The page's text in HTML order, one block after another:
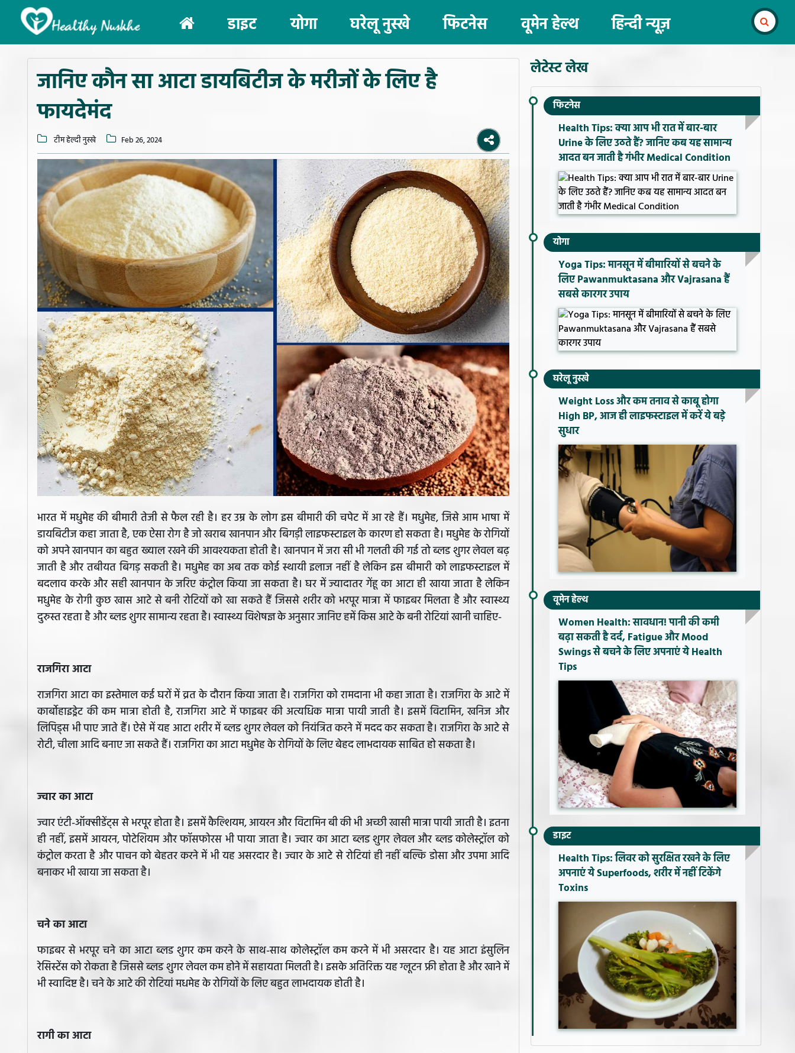
(current)
डाइट योगा घरेलू नुस्खे फिटनेस वूमेन हेल्थ हिन्दी न्यूज़
जानिए कौन सा आटा डायबिटीज के मरीजों के लिए है
फायदेमंद
टीम हेल्दी नुस्खे Feb 26, 2024
भारत में मधुमेह की बीमारी तेजी से फैल रही है। हर उम्र के लोग इस बीमारी की चपेट में आ रहे हैं। मधुमेह, जिसे आम भाषा में
डायबिटीज कहा जाता है, एक ऐसा रोग है जो खराब खानपान और बिगड़ी लाइफस्टाइल के कारण हो सकता है। मधुमेह के रोगियों
को अपने खानपान का बहुत ख्याल रखने की आवश्यकता होती है। खानपान में जरा सी भी गलती की गई तो ब्लड शुगर लेवल बढ़
जाती है और तबीयत बिगड़ सकती है। मधुमेह का अब तक कोई स्थायी इलाज नहीं है लेकिन इस बीमारी को लाइफस्टाइल में
बदलाव करके और सही खानपान के जरिए कंट्रोल किया जा सकता है। घर में ज्यादातर गेंहू का आटा ही खाया जाता है लेकिन
मधुमेह के रोगी कुछ खास आटे से बनी रोटियों को खा सकते हैं जिससे शरीर को भरपूर मात्रा में फाइबर मिलता है और स्वास्थ्य
दुरुस्त रहता है और ब्लड शुगर सामान्य रहता है। स्वास्थ्य विशेषज्ञ के अनुसार जानिए हमें किस आटे के बनी रोटियां खानी चाहिए-
राजगिरा आटा
राजगिरा आटा का इस्तेमाल कई घरों में व्रत के दौरान किया जाता है। राजगिरा को रामदाना भी कहा जाता है। राजगिरा के आटे में
कार्बोहाइड्रेट की कम मात्रा होती है, राजगिरा आटे में फाइबर की अत्यधिक मात्रा पायी जाती है। इसमें विटामिन, खनिज और
लिपिड्स भी पाए जाते हैं। ऐसे में यह आटा शरीर में ब्लड शुगर लेवल को नियंत्रित करने में मदद कर सकता है। राजगिरा के आटे से
रोटी, चीला आदि बनाए जा सकते हैं। राजगिरा का आटा मधुमेह के रोगियों के लिए बेहद लाभदायक साबित हो सकता है।
ज्वार का आटा
ज्वार एंटी-ऑक्सीडेंट्स से भरपूर होता है। इसमें कैल्शियम, आयरन और विटामिन बी की भी अच्छी खासी मात्रा पायी जाती है। इतना
ही नहीं, इसमें आयरन, पोटेशियम और फॉसफोरस भी पाया जाता है। ज्वार का आटा ब्लड शुगर लेवल और ब्लड कोलेस्ट्रॉल को
कंट्रोल करता है और पाचन को बेहतर करने में भी यह असरदार है। ज्वार के आटे से रोटियां ही नहीं बल्कि डोसा और उपमा आदि
बनाकर भी खाया जा सकता है।
चने का आटा
फाइबर से भरपूर चने का आटा ब्लड शुगर कम करने के साथ-साथ कोलेस्ट्रॉल कम करने में भी असरदार है। यह आटा इंसुलिन
रेसिस्टेंस को रोकता है जिससे ब्लड शुगर लेवल कम होने में सहायता मिलती है। इसके अतिरिक्त यह ग्लूटन फ्री होता है और खाने में
भी स्वादिष्ट है। चने के आटे की रोटियां मधमेह के रोगियों के लिए बहुत लाभदायक होती है।
रागी का आटा
लेटेस्ट लेख
फिटनेस
Health Tips: क्या आप भी रात में बार-बार
Urine के लिए उठते हैं? जानिए कब यह सामान्य
आदत बन जाती है गंभीर Medical Condition
योगा
Yoga Tips: मानसून में बीमारियों से बचने के
लिए Pawanmuktasana और Vajrasana हैं
सबसे कारगर उपाय
घरेलू नुस्खे
Weight Loss और कम तनाव से काबू होगा
High BP, आज ही लाइफस्टाइल में करें ये बड़े
सुधार
वूमेन हेल्थ
Women Health: सावधान! पानी की कमी
बढ़ा सकती है दर्द, Fatigue और Mood
Swings से बचने के लिए अपनाएं ये Health
Tips
डाइट
Health Tips: लिवर को सुरक्षित रखने के लिए
अपनाएं ये Superfoods, शरीर में नहीं टिकेंगे
Toxins